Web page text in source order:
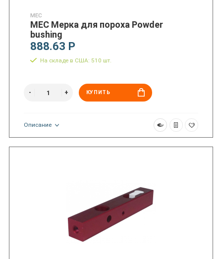
MEC
MEC Мерка для пороха Powder
bushing
888.63 Р
На складе в США: 510 шт.
КУПИТЬ
Описание